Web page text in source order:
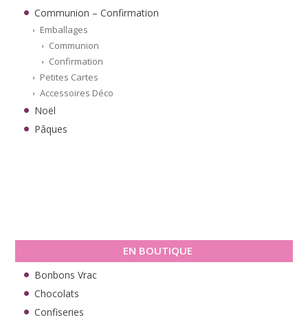
Communion – Confirmation
Emballages
Communion
Confirmation
Petites Cartes
Accessoires Déco
Noël
Pâques
EN BOUTIQUE
Bonbons Vrac
Chocolats
Confiseries